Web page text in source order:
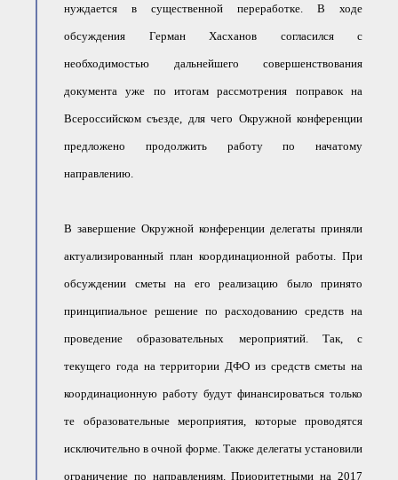
нуждается в существенной переработке. В ходе
обсуждения Герман Хасханов согласился с
необходимостью дальнейшего совершенствования
документа уже по итогам рассмотрения поправок на
Всероссийском съезде, для чего Окружной конференции
предложено продолжить работу по начатому
направлению.
В завершение Окружной конференции делегаты приняли
актуализированный план координационной работы. При
обсуждении сметы на его реализацию было принято
принципиальное решение по расходованию средств на
проведение образовательных мероприятий. Так, с
текущего года на территории ДФО из средств сметы на
координационную работу будут финансироваться только
те образовательные мероприятия, которые проводятся
исключительно в очной форме. Также делегаты установили
ограничение по направлениям. Приоритетными на 2017